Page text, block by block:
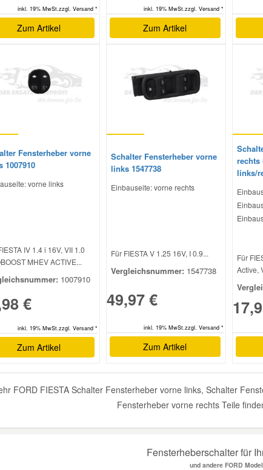
inkl. 19% MwSt.zzgl. Versand *
Zum Artikel
inkl. 19% MwSt.zzgl. Versand *
Zum Artikel
Fensterheber vorne
1007910
vorne links
IV 1.4 i 16V, VII 1.0
MHEV ACTIVE...
1007910
€
inkl. 19% MwSt.zzgl. Versand *
Zum Artikel
Schalter Fensterheber vorne
links 1547738
Einbauseite: vorne rechts
Für FIESTA V 1.25 16V, I 0.9...
Vergleichsnummer: 1547738
49,97 €
inkl. 19% MwSt.zzgl. Versand *
Zum Artikel
rechts
links/
Für
Active,
FORD FIESTA Schalter Fensterheber vorne links, Schalter
Fensterheber vorne rechts Teile
Fensterheberschalter für
und andere FORD